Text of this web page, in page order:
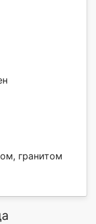
гранитом